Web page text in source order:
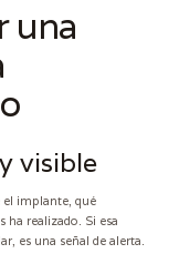
una
visible
el implante, qué
realizado. Si esa
es una señal de alerta.